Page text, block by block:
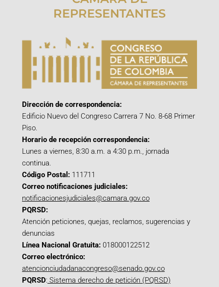
REPRESENTANTES
Dirección de correspondencia:
Edificio Nuevo del Congreso Carrera 7 No. 8-68 Primer
Piso.
Horario de recepción correspondencia:
Lunes a viernes, 8:30 a.m. a 4:30 p.m., jornada
continua.
Código Postal: 111711
Correo notificaciones judiciales:
notificacionesjudiciales@camara.gov.co
PQRSD:
Atención peticiones, quejas, reclamos, sugerencias y
denuncias
Línea Nacional Gratuita: 018000122512
Correo electrónico:
atencionciudadanacongreso@senado.gov.co
PQRSD: Sistema derecho de petición (PQRSD)